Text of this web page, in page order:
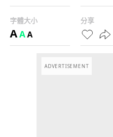
字體大小
AAA
分享
ADVERTISEMENT